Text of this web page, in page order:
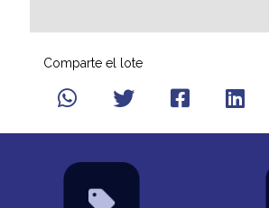
Comparte el lote